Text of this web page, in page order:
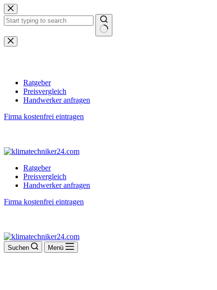
Zum
Inhalt
springen
Keine
Ergebnisse
Ratgeber
Preisvergleich
Handwerker anfragen
Firma kostenfrei eintragen
Ratgeber
Preisvergleich
Handwerker anfragen
Firma kostenfrei eintragen
Suchen Menü